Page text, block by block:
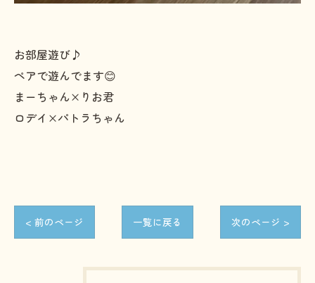
お部屋遊び♪
ペアで遊んでます😊
まーちゃん×りお君
ロデイ×パトラちゃん
< 前のページ 一覧に戻る 次のページ >